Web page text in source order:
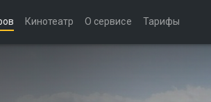
Кинотеатр О сервисе Тарифы